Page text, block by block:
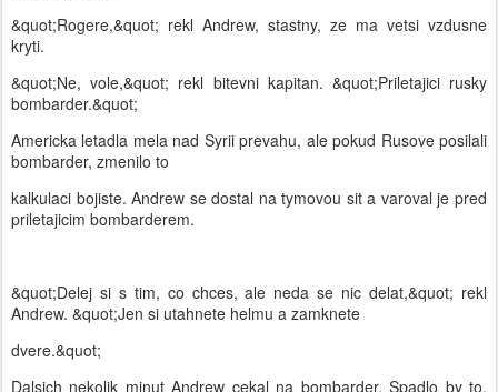
&quot;Rogere,&quot; rekl Andrew, stastny, ze ma vetsi vzdusne
kryti.
&quot;Ne, vole,&quot; rekl bitevni kapitan. &quot;Priletajici rusky
bombarder.&quot;
Americka letadla mela nad Syrii prevahu, ale pokud Rusove posilali
bombarder, zmenilo to
kalkulaci bojiste. Andrew se dostal na tymovou sit a varoval je pred
priletajicim bombarderem.
&quot;Delej si s tim, co chces, ale neda se nic delat,&quot; rekl
Andrew. &quot;Jen si utahnete helmu a zamknete
dvere.&quot;
Dalsich nekolik minut Andrew cekal na bombarder. Spadlo by to,